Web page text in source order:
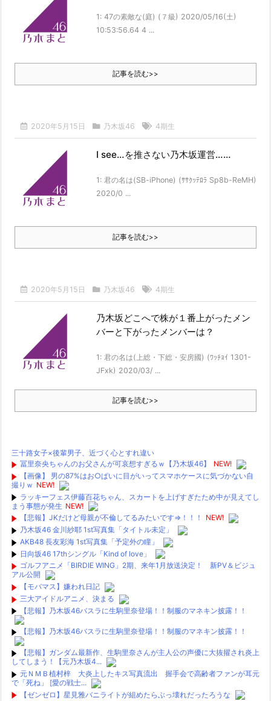
【日向坂46】髙橋未来虹さん、外番組で負け属性を発揮してしまう…
【日向坂46】来月、坂道vsカワラボvsスタダvsハロプロの大激戦
【日向坂46】坂井新奈、単独で外番組初出演ｷﾀ━(ﾟ∀ﾟ)━!!!!
続々！本日の...
【乃木坂46】乃木坂野球部がエスコンフィールドHOKKAIDOに遠征…き
つねダン...
【日向坂46】坂井新奈のブログが話題…「真夜中」につづった言葉の中
身とは？
【乃木坂46】井上和が「TIF presents ONE SONG FES.」で...
乃木坂46 金川紗耶 1st写真集「タイトル未定」
日向坂46 17thシングル「Kind of love」
Powered by livedoor 相互RSS
1: 47の素敵な(庭) (７級) 2020/05/16(土)
10:53:56.64 4 ...
記事を読む>>
2020年5月15日 乃木坂46 4期生
I see…を推さない乃木坂運営……
1: 君の名は(SB-iPhone) (ｻｻｸｯﾃﾛﾗ Sp8b-ReMH)
2020/0 ...
記事を読む>>
2020年5月15日 乃木坂46 4期生
乃木坂どこへで株が１番上がったメン
バーと下がったメンバーは？
1: 君の名は(上総・下総・安房國) (ﾜｯﾁｮｲ 1301-
JFxk) 2020/03/ ...
記事を読む>>
三十路女子×後輩男子、近づく心とすれ違い
冨里奈央ちゃんのお父さんが可哀想すぎるｗ【乃木坂46】
NEW!
【画像】 男の87%はお○ぱいに目がいってスマホケースに気づかない自
撮りｗ NEW!
ラッキーフェス伊藤百花ちゃん、スカートを上げすぎたため中が見えてし
まう事態が発生 NEW!
【悲報】JKだけど母親が不倫してるみたいです⇒！！！
NEW!
乃木坂46 金川紗耶 1st写真集「タイトル未定」
AKB48 長友彩海 1st写真集「予定外の瞳」
日向坂46 17thシングル「Kind of love」
ゴルフアニメ「BIRDIE WING」2期、来年1月放送決定！ 新PV＆ビジュ
アル公開
【モバマス】嫌われ日記
三大アイドルアニメ、決まる
【悲報】乃木坂46バスラに生駒里奈登場！！制服のマネキン披露！！
【悲報】乃木坂46バスラに生駒里奈登場！！制服のマネキン披露！！
【悲報】ガンダム最新作、生駒里奈さんが主人公の声優に大抜擢され炎上
してしまう！【元乃木坂4...
元ＮＭＢ植村梓 大炎上したキス写真流出 握手会で高齢者ファンが耳元
で「死ね」 [愛の戦士...
【ゼンゼロ】星見雅バニライトが組めたらぶっ壊れだったろうな